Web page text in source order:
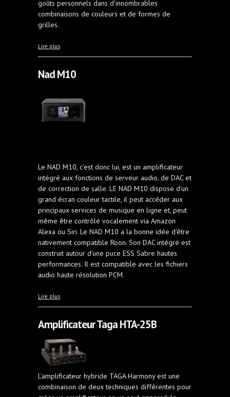
goûts personnels dans d'innombrables
combinaisons de couleurs et de formes de
grilles.
Lire plus
Nad M10
Le NAD M10, c'est donc lui, est un amplificateur
intégré aux fonctions de serveur audio, de DAC et
de correction de salle. LE NAD M10 dispose d'un
grand écran couleur tactile, il peut accéder aux
principaux services de musique en ligne et, peut
même être contrôlé vocalement via Amazon
Alexa ou Siri. Le NAD M10 a la bonne idée d'être
nativement compatible Roon. Son DAC intégré est
construit autour d'une puce ESS Sabre hautes
performances. Il est compatible avec les fichiers
audio haute résolution PCM.
Lire plus
Amplificateur Taga HTA-25B
L'amplificateur hybride TAGA Harmony est une
combinaison de deux techniques différentes pour